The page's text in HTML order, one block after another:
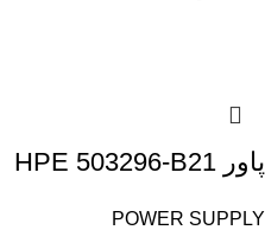
پاور HPE 503296-B21
POWER SUPPLY